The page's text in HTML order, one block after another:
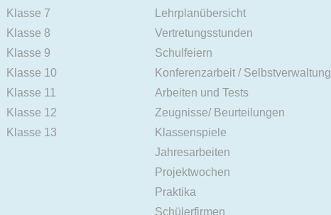
Klasse 7
Klasse 8
Klasse 9
Klasse 10
Klasse 11
Klasse 12
Klasse 13
Lehrplanübersicht
Vertretungsstunden
Schulfeiern
Konferenzarbeit / Selbstverwaltung
Arbeiten und Tests
Zeugnisse/ Beurteilungen
Klassenspiele
Jahresarbeiten
Projektwochen
Praktika
Schülerfirmen